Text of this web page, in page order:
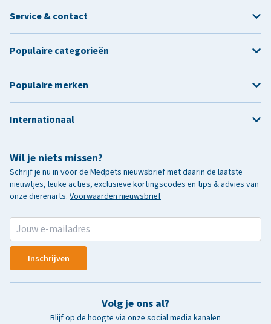
Wil je niets missen?
Schrijf je nu in voor de Medpets nieuwsbrief met daarin de laatste
nieuwtjes, leuke acties, exclusieve kortingscodes en tips & advies van
onze dierenarts. Voorwaarden nieuwsbrief
Inschrijven
Volg je ons al?
Blijf op de hoogte via onze social media kanalen
Service & contact
Populaire categorieën
Populaire merken
Internationaal